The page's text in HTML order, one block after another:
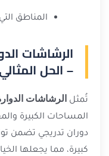
المناطق
– الحل
تُمثل الرشاشات
المساحات الكبيرة
دوران تدريجي تضمن
كبيرة، مما يجعلها